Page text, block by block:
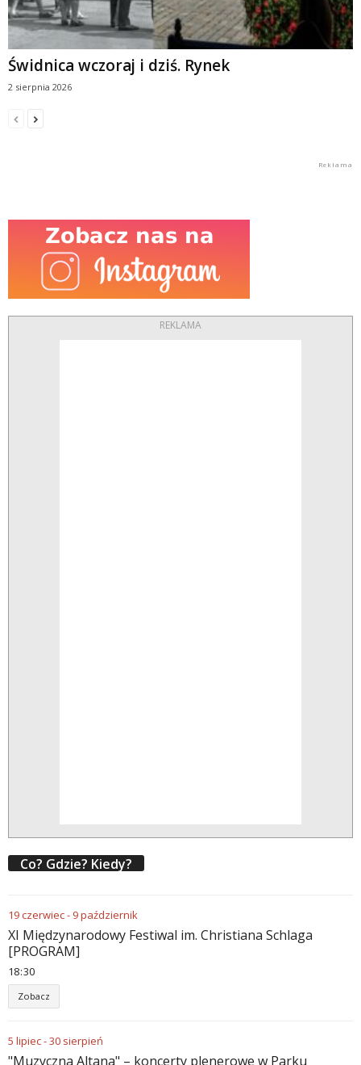
Świdnica wczoraj i dziś. Rynek
2 sierpnia 2026
REKLAMA
Co? Gdzie? Kiedy?
19czerwiec- 9październik
XI Międzynarodowy Festiwal im. Christiana Schlaga
[PROGRAM]
18:30
Zobacz
5 lipiec-30 sierpień
"Muzyczna Altana" – koncerty plenerowe w Parku